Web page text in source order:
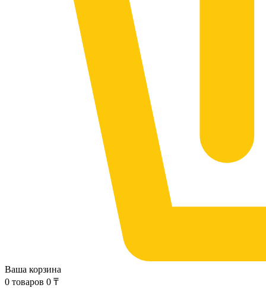
Ваша корзина
0 товаров 0 ₸